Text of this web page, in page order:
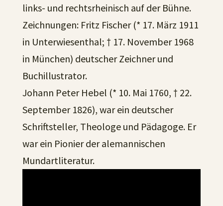
links- und rechtsrheinisch auf der Bühne.
Zeichnungen: Fritz Fischer (* 17. März 1911
in Unterwiesenthal; † 17. November 1968
in München) deutscher Zeichner und
Buchillustrator.
Johann Peter Hebel (* 10. Mai 1760, † 22.
September 1826), war ein deutscher
Schriftsteller, Theologe und Pädagoge. Er
war ein Pionier der alemannischen
Mundartliteratur.